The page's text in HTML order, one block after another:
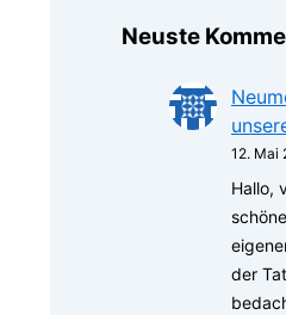
Neuste
12. Mai
Hallo,
der